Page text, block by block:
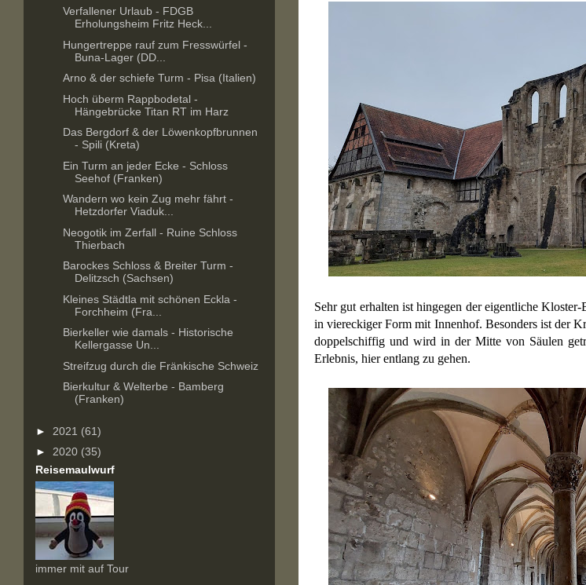
Sehr gut erhalten ist hingegen der eigentliche
in viereckiger Form mit Innenhof. Besonders ist der
doppelschiffig und wird in der Mitte von Säulen
Erlebnis, hier entlang zu gehen.
Verfallener Urlaub - FDGB
Erholungsheim Fritz Heck...
Hungertreppe rauf zum Fresswürfel -
Buna-Lager (DD...
Arno & der schiefe Turm - Pisa (Italien)
Hoch überm Rappbodetal -
Hängebrücke Titan RT im Harz
Das Bergdorf & der Löwenkopfbrunnen
- Spili (Kreta)
Ein Turm an jeder Ecke - Schloss
Seehof (Franken)
Wandern wo kein Zug mehr fährt -
Hetzdorfer Viaduk...
Neogotik im Zerfall - Ruine Schloss
Thierbach
Barockes Schloss & Breiter Turm -
Delitzsch (Sachsen)
Kleines Städtla mit schönen Eckla -
Forchheim (Fra...
Bierkeller wie damals - Historische
Kellergasse Un...
Streifzug durch die Fränkische Schweiz
Bierkultur & Welterbe - Bamberg
(Franken)
► 2021 (61)
► 2020 (35)
Reisemaulwurf
immer mit auf Tour